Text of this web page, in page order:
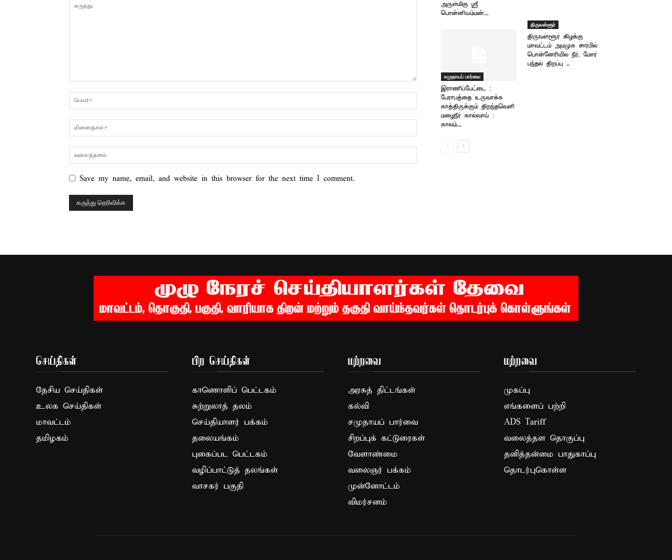
Save my name, email, and website in this browser for the next time I comment.
அருள்மிகு ஸ்ரீ
பொன்னியம்மன்...
சமுதாயப் பார்வை
இராணிப்பேட்டை :
பேராபத்தை உருவாக்க
காத்திருக்கும் திறந்தவெளி
மழைநீர் கால்வாய் :
காலம்...
திருவள்ளூர்
திருவள்ளூர் கிழக்கு
மாவட்டம் அமமுக சார்பில்
பொன்னேரியில் நீர், மோர்
பந்தல் திறப்பு ..
செய்திகள்
தேசிய செய்திகள்
உலக செய்திகள்
மாவட்டம்
தமிழகம்
பிற செய்திகள்
காணொளிப் பெட்டகம்
சுற்றுலாத் தலம்
செய்தியாளர் பக்கம்
தலையங்கம்
புகைப்பட பெட்டகம்
வழிப்பாட்டுத் தலங்கள்
வாசகர் பகுதி
மற்றவை
அரசுத் திட்டங்கள்
கல்வி
சமுதாயப் பார்வை
சிறப்புக் கட்டுரைகள்
வேளாண்மை
வலைஞர் பக்கம்
முன்னோட்டம்
விமர்சனம்
மற்றவை
முகப்பு
எங்களைப் பற்றி
ADS Tariff
வலைத்தள தொகுப்பு
தனித்தன்மை பாதுகாப்பு
தொடர்புகொள்ள